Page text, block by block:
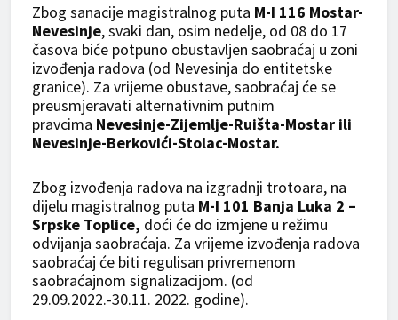
Zbog sanacije magistralnog puta M-I 116 Mostar-
Nevesinje, svaki dan, osim nedelje, od 08 do 17
časova biće potpuno obustavljen saobraćaj u zoni
izvođenja radova (od Nevesinja do entitetske
granice). Za vrijeme obustave, saobraćaj će se
preusmjeravati alternativnim putnim
pravcima Nevesinje-Zijemlje-Ruišta-Mostar ili
Nevesinje-Berkovići-Stolac-Mostar.
Zbog izvođenja radova na izgradnji trotoara, na
dijelu magistralnog puta M-I 101 Banja Luka 2 –
Srpske Toplice, doći će do izmjene u režimu
odvijanja saobraćaja. Za vrijeme izvođenja radova
saobraćaj će biti regulisan privremenom
saobraćajnom signalizacijom. (od
29.09.2022.-30.11. 2022. godine).